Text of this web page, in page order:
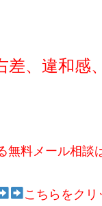
差、違和感
無料メール相談
こちらをクリ